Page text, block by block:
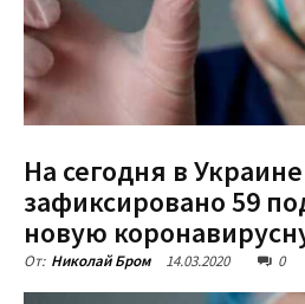
На сегодня в Украине
зафиксировано 59
новую
От: Николай Бром 14.03.2020 0